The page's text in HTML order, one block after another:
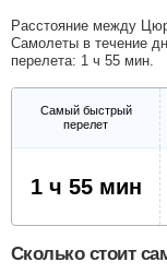
Расстояние между
Самолеты в течение
перелета: 1 ч 55 мин.
Самый быстрый
перелет
1 ч 55 мин
Сколько стоит